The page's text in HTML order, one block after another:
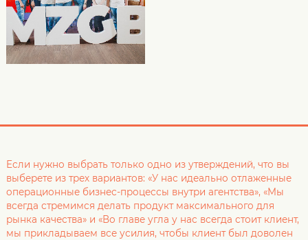
Если нужно выбрать только одно из утверждений, что вы
выберете из трех вариантов: «У нас идеально отлаженные
операционные бизнес-процессы внутри агентства», «Мы
всегда стремимся делать продукт максимального для
рынка качества» и «Во главе угла у нас всегда стоит клиент,
мы прикладываем все усилия, чтобы клиент был доволен